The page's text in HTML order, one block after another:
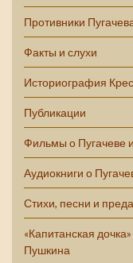
Противники
Факты и слухи
Историография
Публикации
Фильмы о Пугачеве
Аудиокниги о
Стихи, песни и
«Капитанская
Пушкина